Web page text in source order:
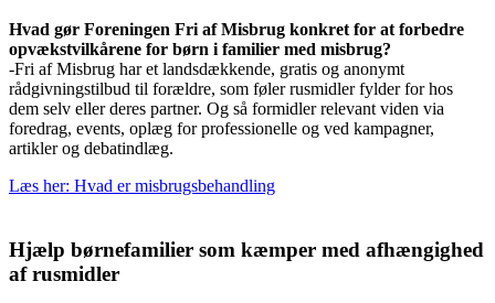
Hvad gør Foreningen Fri af Misbrug konkret for at forbedre
opvækstvilkårene for børn i familier med misbrug?
-Fri af Misbrug har et landsdækkende, gratis og anonymt
rådgivningstilbud til forældre, som føler rusmidler fylder for hos
dem selv eller deres partner. Og så formidler relevant viden via
foredrag, events, oplæg for professionelle og ved kampagner,
artikler og debatindlæg.
Læs her: Hvad er misbrugsbehandling
Hjælp børnefamilier som kæmper med afhængighed
af rusmidler